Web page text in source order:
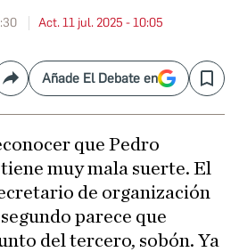
Act. 11 jul. 2025 - 10:05
CompartirAñade El Debate en Save
que Pedro
muy mala suerte. El
de organización
parece que
del tercero, sobón. Ya